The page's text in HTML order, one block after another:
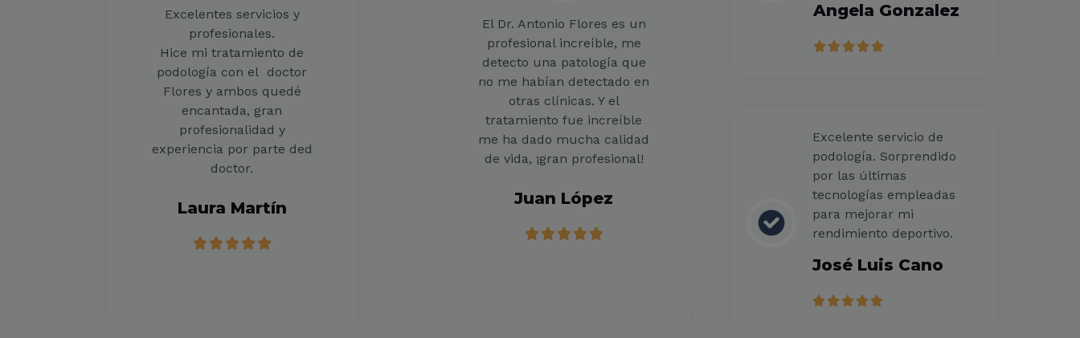
Excelentes servicios y
profesionales.
Hice mi tratamiento de
podología con el doctor
Flores y ambos quedé
encantada, gran
profesionalidad y
experiencia por parte ded
doctor.
Laura Martín
    5
El Dr. Antonio Flores es un
profesional increíble, me
detecto una patología que
no me habían detectado en
otras clínicas. Y el
tratamiento fue increíble
me ha dado mucha calidad
de vida, ¡gran profesional!
Juan López
    5
Angela Gonzalez
    
Excelente servicio de
podología. Sorprendido
por las últimas
tecnologías empleadas
para mejorar mi
rendimiento deportivo.
José Luis Cano
    